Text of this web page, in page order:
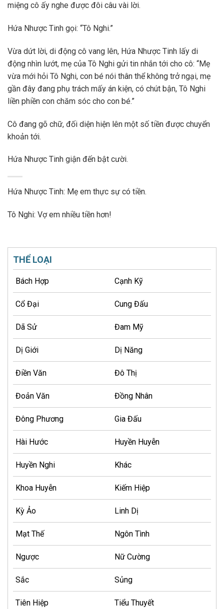
miệng cô ấy nghe được đôi câu vài lời.
Hứa Nhược Tinh gọi: “Tô Nghi.”
Vừa dứt lời, di động cô vang lên, Hứa Nhược Tinh lấy di
động nhìn lướt, mẹ của Tô Nghi gửi tin nhắn tới cho cô: “Mẹ
vừa mới hỏi Tô Nghi, con bé nói thân thể không trở ngại, mẹ
gần đây đang phụ trách mấy án kiện, có chút bận, Tô Nghi
liền phiền con chăm sóc cho con bé.”
Cô đang gõ chữ, đối diện hiện lên một số tiền được chuyển
khoản tới.
Hứa Nhược Tinh giận đến bật cười.
Hứa Nhược Tinh: Mẹ em thực sự có tiền.
Tô Nghi: Vợ em nhiều tiền hơn!
THỂ LOẠI
Bách Hợp Cạnh Kỹ
Cổ Đại Cung Đấu
Dã Sử Đam Mỹ
Dị Giới Dị Năng
Điền Văn Đô Thị
Đoản Văn Đồng Nhân
Đông Phương Gia Đấu
Hài Hước Huyền Huyễn
Huyền Nghi Khác
Khoa Huyễn Kiếm Hiệp
Kỳ Ảo Linh Dị
Mạt Thế Ngôn Tình
Ngược Nữ Cường
Sắc Sủng
Tiên Hiệp Tiểu Thuyết